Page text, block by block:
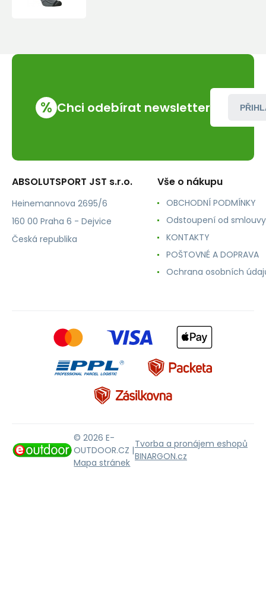
% Chci odebírat newsletter
ABSOLUTSPORT JST s.r.o.
Heinemannova 2695/6
160 00 Praha 6 - Dejvice
Česká republika
Vše o nákupu
OBCHODNÍ PODMÍNKY
Odstoupení od smlouvy
KONTAKTY
POŠTOVNÉ A DOPRAVA
Ochrana osobních
© 2026 E-
OUTDOOR.CZ |
Mapa stránek
Tvorba a pronájem eshopů
BINARGON.cz